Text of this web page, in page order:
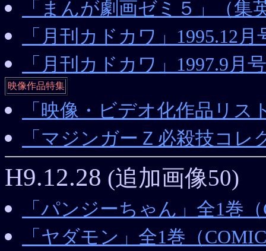
「まんが劇画ゼミ５」（集
「月刊カドカワ」1995.12
「月刊カドカワ」1997.9月
映像作品特集
「映像・ビデオ化作品リス
「マジンガーＺ必殺技コ
H9.12.28 (追加画像50)
「パンジーちゃん」全1巻
「ヤダモン」全1巻（